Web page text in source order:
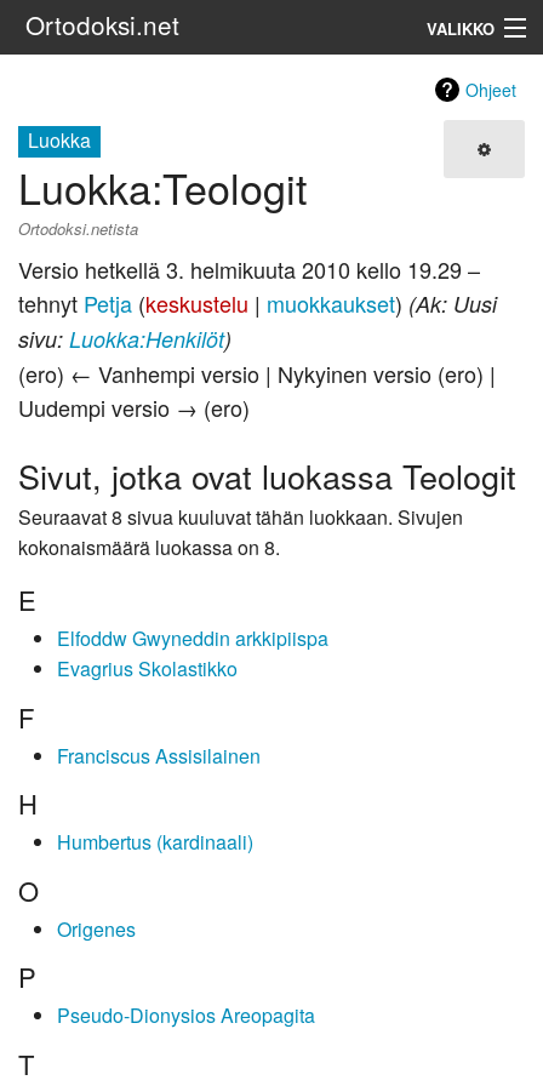
Ortodoksi.net VALIKKO
Ohjeet
Luokka
Luokka:Teologit
Ortodoksi.netista
Versio hetkellä 3. helmikuuta 2010 kello 19.29 –
tehnyt Petja (keskustelu | muokkaukset) (Ak: Uusi
sivu: Luokka:Henkilöt)
(ero) ← Vanhempi versio | Nykyinen versio (ero) |
Uudempi versio → (ero)
Sivut, jotka ovat luokassa Teologit
Seuraavat 8 sivua kuuluvat tähän luokkaan. Sivujen
kokonaismäärä luokassa on 8.
E
Elfoddw Gwyneddin arkkipiispa
Evagrius Skolastikko
F
Franciscus Assisilainen
H
Humbertus (kardinaali)
O
Origenes
P
Pseudo-Dionysios Areopagita
T